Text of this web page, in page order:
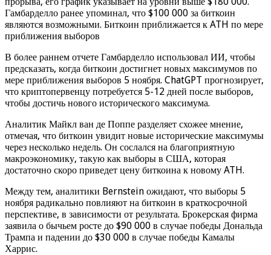
Гамбарделло ранее упоминал, что $100 000 за биткоин
являются возможными. Биткоин приближается к ATH по мере
приближения выборов
В более раннем отчете Гамбарделло использовал ИИ, чтобы
предсказать, когда биткоин достигнет новых максимумов по
мере приближения выборов 5 ноября. ChatGPT прогнозирует,
что криптопервенцу потребуется 5-12 дней после выборов,
чтобы достичь нового исторического максимума.
Аналитик Майкл ван де Поппе разделяет схожее мнение,
отмечая, что биткоин увидит новые исторические максимумы
через несколько недель. Он сослался на благоприятную
макроэкономику, такую ​​как выборы в США, которая
достаточно скоро приведет цену биткоина к новому ATH.
Между тем, аналитики Bernstein ожидают, что выборы 5
ноября радикально повлияют на биткоин в краткосрочной
перспективе, в зависимости от результата. Брокерская фирма
заявила о бычьем росте до $90 000 в случае победы Дональда
Трампа и падении до $30 000 в случае победы Камалы
Харрис.